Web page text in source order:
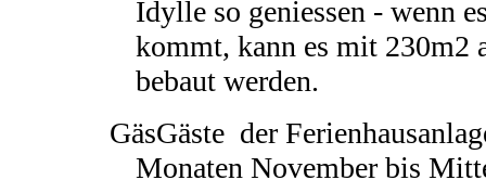
Idylle so geniessen - wenn
kommt, kann es mit 230m2
bebaut werden.
GäsGäste der
Monaten November bis